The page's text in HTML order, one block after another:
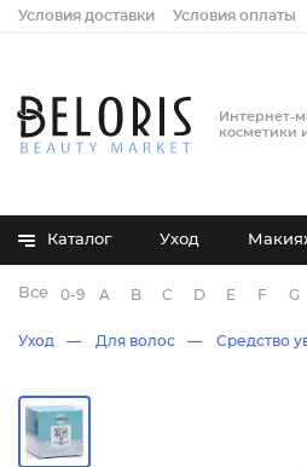
Условия доставки Условия оплаты
Интернет-
косметики
Каталог Уход
Все бренды
0-9 A B C D E F G
Уход Для волос Средство